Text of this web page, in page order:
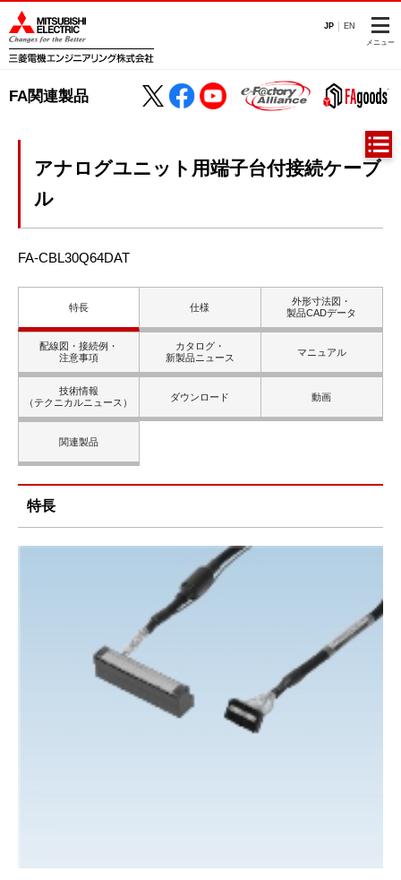
JP EN
メニュー
FA関連製品
アナログユニット用端子台付接続ケーブ
ル
FA-CBL30Q64DAT
特長 仕様
外形寸法図・
製品CADデータ
配線図・接続例・
注意事項
カタログ・
新製品ニュース
マニュアル
技術情報
（テクニカルニュース）
ダウンロード 動画
関連製品
特長